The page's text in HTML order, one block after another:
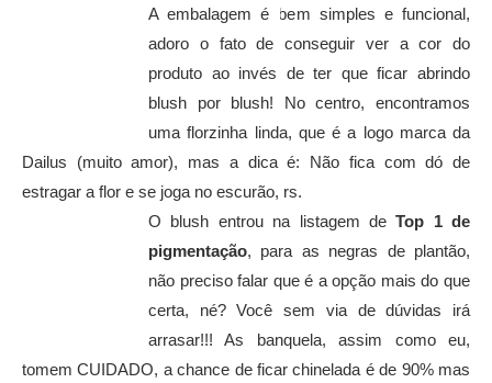
A embalagem é bem simples e funcional,
adoro o fato de conseguir ver a cor do
produto ao invés de ter que ficar abrindo
blush por blush! No centro, encontramos
uma florzinha linda, que é a logo marca da
Dailus (muito amor), mas a dica é: Não fica com dó de
estragar a flor e se joga no escurão, rs.
O blush entrou na listagem deTop 1 de
pigmentação, para as negras de plantão,
não preciso falar que é a opção mais do que
certa, né? Você sem via de dúvidas irá
arrasar!!! As banquela, assim como eu,
tomem CUIDADO, a chance de ficar chinelada é de 90% mas